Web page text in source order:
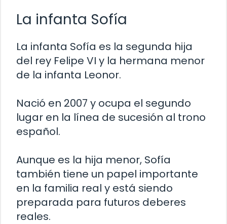
La infanta Sofía
La infanta Sofía es la segunda hija
del rey Felipe VI y la hermana menor
de la infanta Leonor.
Nació en 2007 y ocupa el segundo
lugar en la línea de sucesión al trono
español.
Aunque es la hija menor, Sofía
también tiene un papel importante
en la familia real y está siendo
preparada para futuros deberes
reales.